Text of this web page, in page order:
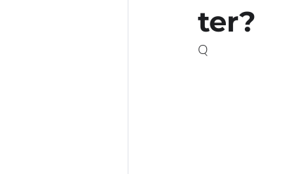
ter?
Q